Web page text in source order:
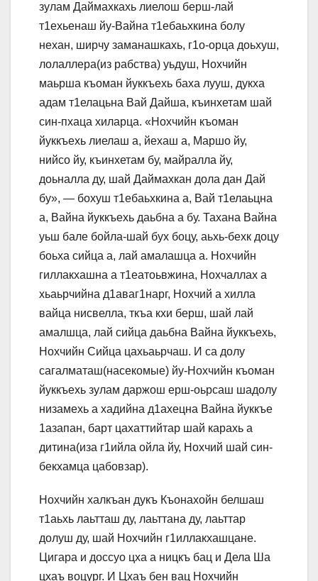
зулам Даймахкахь лиелош берш-лай
т1ехьенаш йу-Вайна т1ебаьхкина болу
нехан, ширчу заманашкахь, г1о-орца доьхуш,
лолаллера(из рабства) уьдуш, Нохчийн
маьрша къоман йуккъехь баха лууш, дукха
адам т1елацьна Вай Дайша, къинхетам шай
син-пхаца хиларца. «Нохчийн къоман
йуккъехь лиелаш а, йехаш а, Маршо йу,
нийсо йу, къинхетам бу, майралла йу,
доьналла ду, шай Даймахкан дола дан Дай
бу», — бохуш т1ебаьхкина а, Вай т1елаьцна
а, Вайна йуккъехь даьбна а бу. Тахана Вайна
уьш бале бойла-шай бух боцу, аьхь-бехк доцу
боьха сийца а, лай амалашца а. Нохчийн
гиллакхашна а т1еатоьвжина, Нохчаллах а
хьаьрчийна д1аваг1нарг, Нохчий а хилла
вайца нисвелла, ткъа кхи берш, шай лай
амалшца, лай сийца даьбна Вайна йуккъехь,
Нохчийн Сийца цахьаьрчаш. И са долу
сагалматаш(насекомые) йу-Нохчийн къоман
йуккъехь зулам даржош ерш-оьрсаш шадолу
низамехь а хадийна д1ахецна Вайна йуккъе
1азапан, барт цахаттийтар шай карахь а
дитина(иза г1ийла ойла йу, Нохчий шай син-
бекхамца цабовзар).
Нохчийн халкъан дукъ Къонахойн белшаш
т1аьхь лаьтташ ду, лаьттана ду, лаьттар
долуш ду, шай Нохчийн г1иллакхашцане.
Цигара и доссуо цха а ницкъ бац и Дела Ша
цхаъ воцург. И Цхаъ бен вац Нохчийн